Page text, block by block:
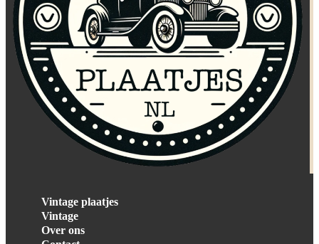
Vintage plaatjes
Vintage
Over ons